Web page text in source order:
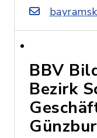
BBV
Bezirk